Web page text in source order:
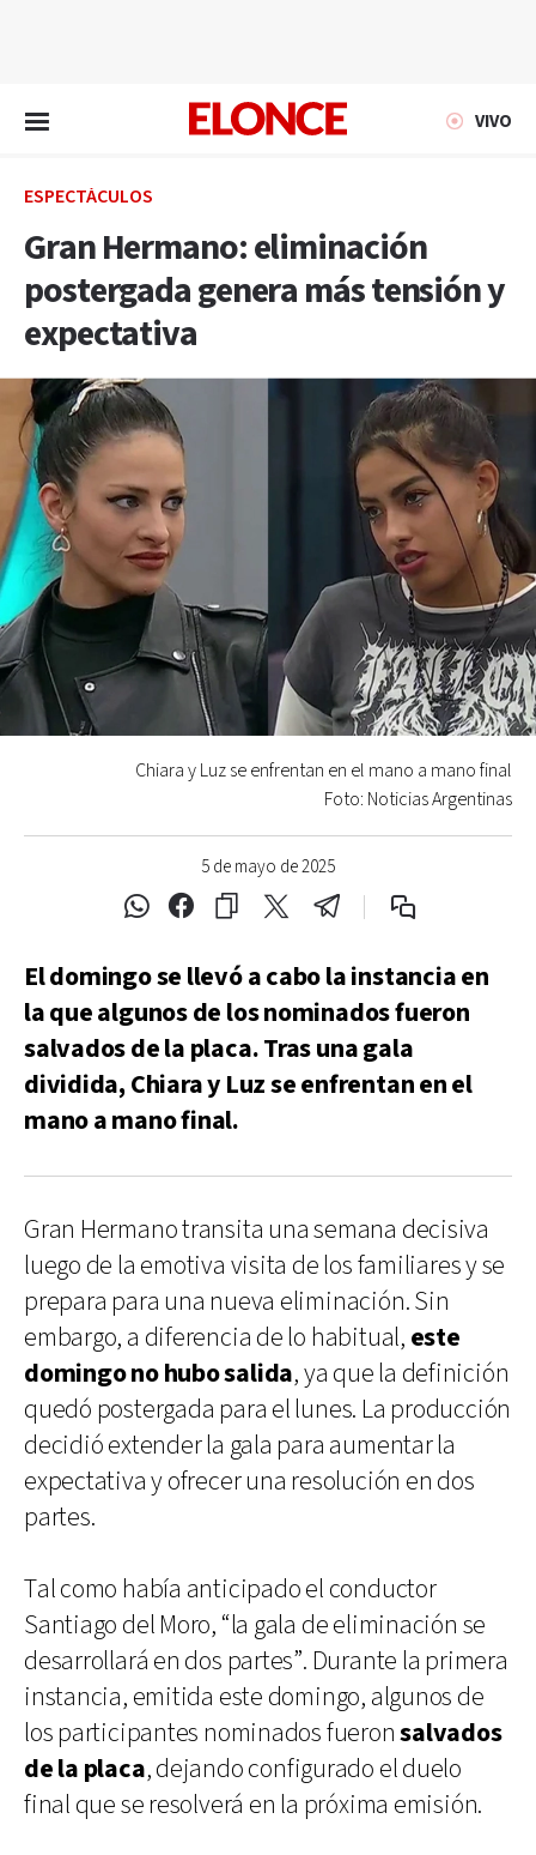
VIVO
ESPECTÁCULOS
Gran Hermano: eliminación
postergada genera más tensión y
expectativa
5 de mayo de 2025
Chiara y Luz se enfrentan en el mano a mano final
Foto: Noticias Argentinas
El domingo se llevó a cabo la instancia en
la que algunos de los nominados fueron
salvados de la placa. Tras una gala
dividida, Chiara y Luz se enfrentan en el
mano a mano final.
Gran Hermano transita una semana decisiva
luego de la emotiva visita de los familiares y se
prepara para una nueva eliminación. Sin
embargo, a diferencia de lo habitual, este
domingo no hubo salida, ya que la definición
quedó postergada para el lunes. La producción
decidió extender la gala para aumentar la
expectativa y ofrecer una resolución en dos
partes.
Tal como había anticipado el conductor
Santiago del Moro, “la gala de eliminación se
desarrollará en dos partes”. Durante la primera
instancia, emitida este domingo, algunos de
los participantes nominados fueronsalvados
de la placa, dejando configurado el duelo
final que se resolverá en la próxima emisión.